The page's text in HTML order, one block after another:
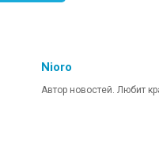
Nioro
Автор новостей. Любит